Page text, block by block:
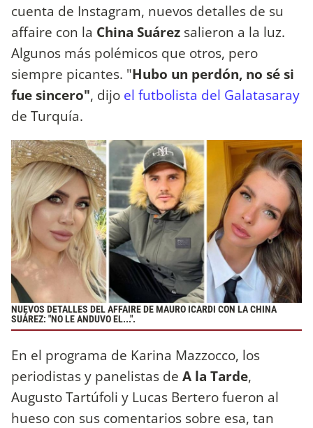
cuenta de Instagram, nuevos detalles de su
affaire con la China Suárez salieron a la luz.
Algunos más polémicos que otros, pero
siempre picantes. "Hubo un perdón, no sé si
fue sincero", dijo el futbolista del Galatasaray
de Turquía.
NUEVOS DETALLES DEL AFFAIRE DE MAURO ICARDI CON LA CHINA
SUÁREZ: "NO LE ANDUVO EL...".
En el programa de Karina Mazzocco, los
periodistas y panelistas de A la Tarde,
Augusto Tartúfoli y Lucas Bertero fueron al
hueso con sus comentarios sobre esa, tan